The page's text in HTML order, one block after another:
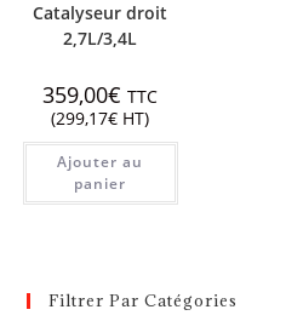
Catalyseur droit
2,7L/3,4L
359,00€ TTC
(299,17€ HT)
Ajouter au
panier
Filtrer Par Catégories